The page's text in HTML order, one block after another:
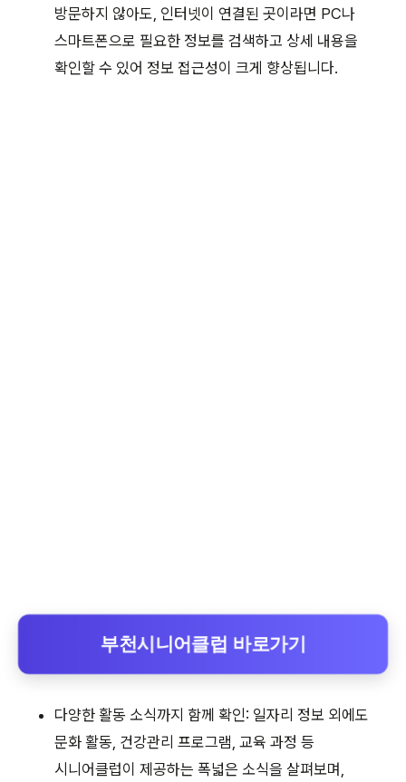
방문하지 않아도, 인터넷이 연결된 곳이라면 PC나
스마트폰으로 필요한 정보를 검색하고 상세 내용을
확인할 수 있어 정보 접근성이 크게 향상됩니다.
부천시니어클럽 바로가기
다양한 활동 소식까지 함께 확인: 일자리 정보 외에도
문화 활동, 건강관리 프로그램, 교육 과정 등
시니어클럽이 제공하는 폭넓은 소식을 살펴보며,